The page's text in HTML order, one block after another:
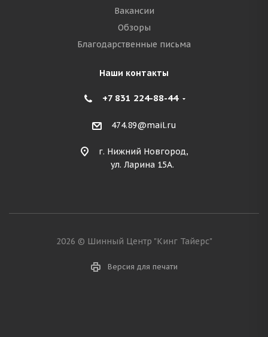
Вакансии
Обзоры
Благодарственные письма
Наши контакты
+7 831 224-88-44
474.89@mail.ru
г. Нижний Новгород,
ул. Ларина 15А.
2026 © Шинный Центр "Кинг Тайерс"
Версия для печати